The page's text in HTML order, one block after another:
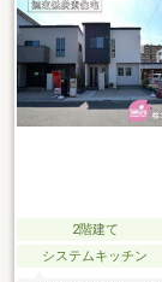
が短い方など資金
公開物件情報も多
2階建て
システムキッチン